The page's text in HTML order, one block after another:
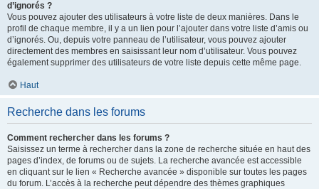
d’ignorés ?
Vous pouvez ajouter des utilisateurs à votre liste de deux manières. Dans le
profil de chaque membre, il y a un lien pour l’ajouter dans votre liste d’amis ou
d’ignorés. Ou, depuis votre panneau de l’utilisateur, vous pouvez ajouter
directement des membres en saisissant leur nom d’utilisateur. Vous pouvez
également supprimer des utilisateurs de votre liste depuis cette même page.
Haut
Recherche dans les forums
Comment rechercher dans les forums ?
Saisissez un terme à rechercher dans la zone de recherche située en haut des
pages d’index, de forums ou de sujets. La recherche avancée est accessible
en cliquant sur le lien « Recherche avancée » disponible sur toutes les pages
du forum. L’accès à la recherche peut dépendre des thèmes graphiques